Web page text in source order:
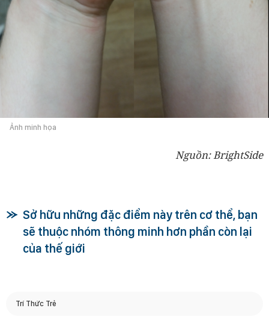
Ảnh minh họa
Nguồn: BrightSide
Sở hữu những đặc điểm này trên cơ thể, bạn
sẽ thuộc nhóm thông minh hơn phần còn lại
của thế giới
Trí Thức Trẻ